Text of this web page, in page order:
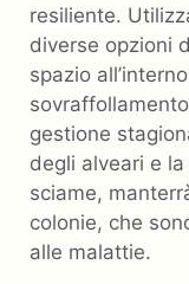
resiliente.
diverse opzioni
spazio
gestione
degli alveari e
sciame,
colonie, che
alle malattie.